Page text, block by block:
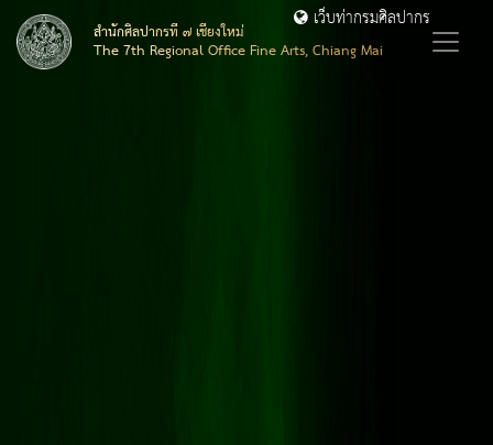
สำนักศิลปากรที่ ๗ เชียงใหม่
The 7th Regional Office Fine Arts, Chiang Mai
เว็บท่ากรมศิลปากร